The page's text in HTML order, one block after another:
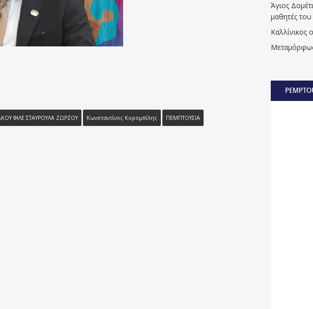
ΦΙΛΕ ΣΤΑΥΡΟΥΛΑ ΖΩΡΖΟΥ Κωνσταντίνος Κορομπίλης ΠΕΜΠΤΟΥΣΙΑ
Άγιος
μαθητές του
Καλλίνικος